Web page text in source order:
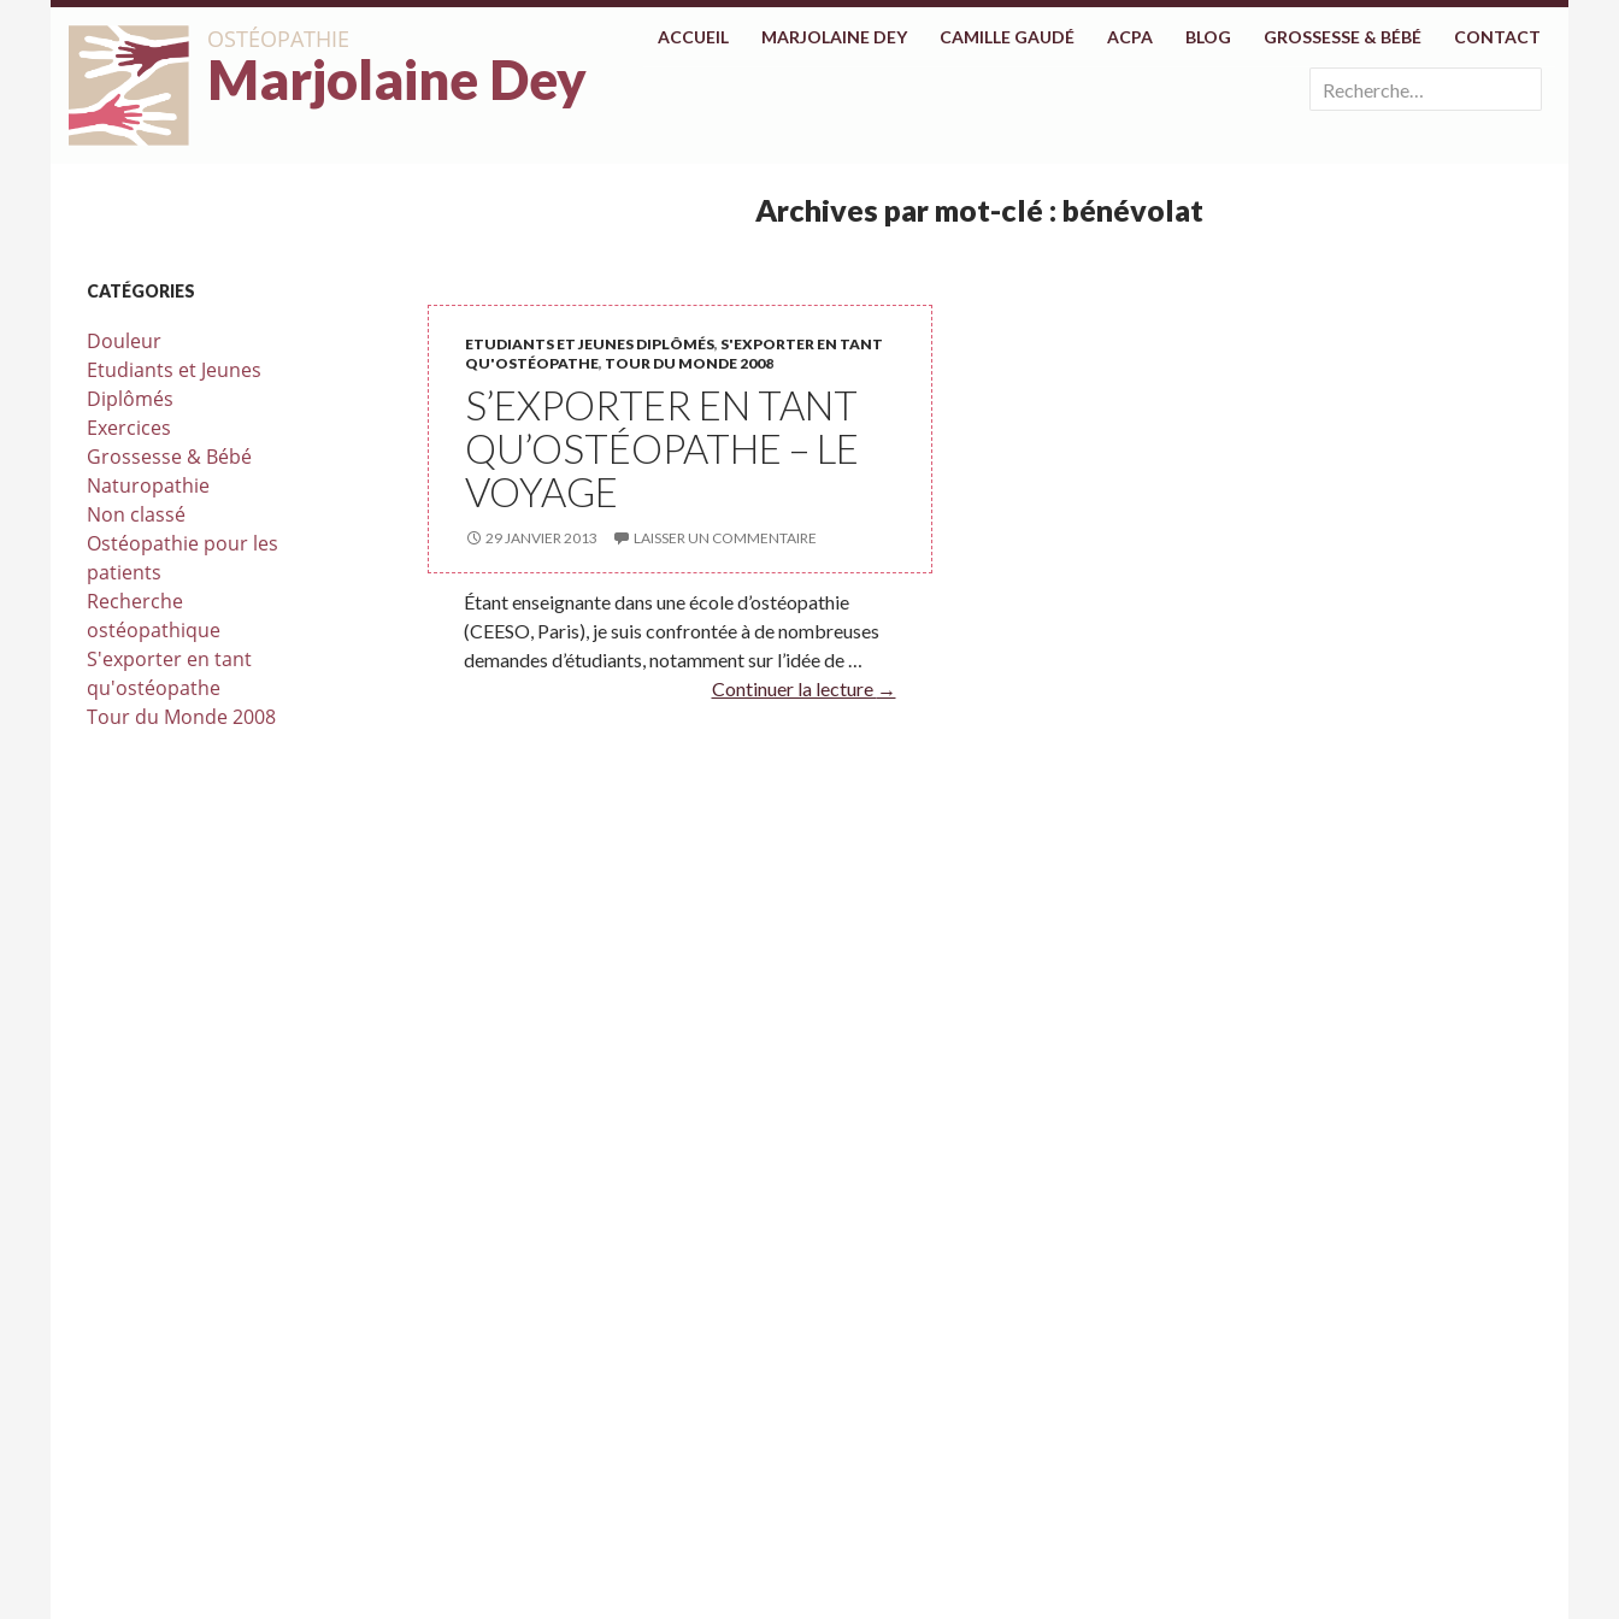
OSTÉOPATHIE
Marjolaine Dey
ACCUEIL
MARJOLAINE DEY CAMILLE GAUDÉ ACPA BLOG GROSSESSE & BÉBÉ CONTACT
Rechercher :
Archives par mot-clé : bénévolat
ETUDIANTS ET JEUNES DIPLÔMÉS, S'EXPORTER EN TANT
QU'OSTÉOPATHE, TOUR DU MONDE 2008
S’EXPORTER EN TANT
QU’OSTÉOPATHE – LE
VOYAGE
29 JANVIER 2013 LAISSER UN COMMENTAIRE
Étant enseignante dans une école d’ostéopathie
(CEESO, Paris), je suis confrontée à de nombreuses
demandes d’étudiants, notamment sur l’idée de …
Continuer la lecture →
CATÉGORIES
Douleur
Etudiants et Jeunes
Diplômés
Exercices
Grossesse & Bébé
Naturopathie
Non classé
Ostéopathie pour les
patients
Recherche
ostéopathique
S'exporter en tant
qu'ostéopathe
Tour du Monde 2008